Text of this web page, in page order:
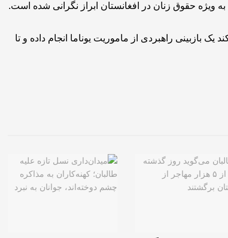
حقوق زنان در افغانستان ابراز نگرانی شده است.
بازبینی راهبردی از ماموریت یوناما انجام داده و تا